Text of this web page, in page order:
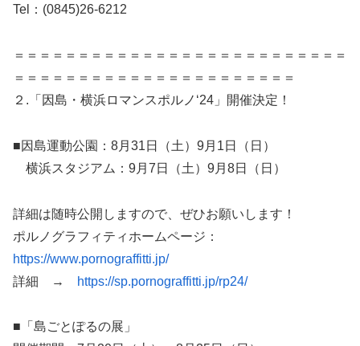
Tel：(0845)26-6212
＝＝＝＝＝＝＝＝＝＝＝＝＝＝＝＝＝＝＝＝＝＝＝＝＝＝
＝＝＝＝＝＝＝＝＝＝＝＝＝＝＝＝＝＝＝＝＝＝
２.「因島・横浜ロマンスポルノ‘24」開催決定！
■因島運動公園：8月31日（土）9月1日（日）
横浜スタジアム：9月7日（土）9月8日（日）
詳細は随時公開しますので、ぜひお願いします！
ポルノグラフィティホームページ：
https://www.pornograffitti.jp/
詳細 →
https://sp.pornograffitti.jp/rp24/
■「島ごとぽるの展」